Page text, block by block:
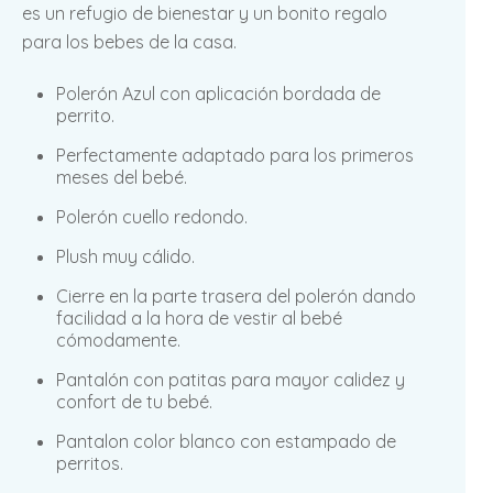
es un refugio de bienestar y un bonito regalo
para los bebes de la casa.
Polerón Azul con aplicación bordada de
perrito.
Perfectamente adaptado para los primeros
meses del bebé.
Polerón cuello redondo.
Plush muy cálido.
Cierre en la parte trasera del polerón dando
facilidad a la hora de vestir al bebé
cómodamente.
Pantalón con patitas para mayor calidez y
confort de tu bebé.
Pantalon color blanco con estampado de
perritos.